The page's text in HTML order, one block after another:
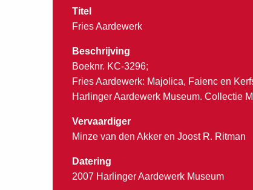
Titel
Fries Aardewerk
Beschrijving
Boeknr. KC-3296;
Fries Aardewerk: Majolica, Faienc en
Harlinger Aardewerk Museum. Collectie
Vervaardiger
Minze van den Akker en Joost R. Ritman
Datering
2007 Harlinger Aardewerk Museum